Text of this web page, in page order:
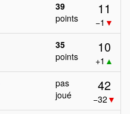
39
points
11
−1 ▼
35
points
10
+1 ▲
pas
joué
42
−32 ▼